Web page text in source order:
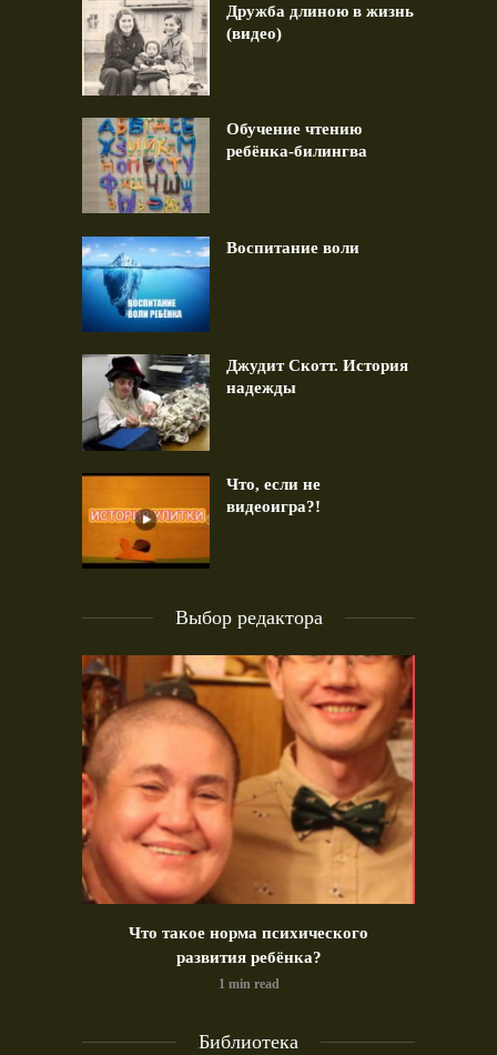
Дружба длиною в жизнь
(видео)
Обучение чтению
ребёнка-билингва
Воспитание воли
Джудит Скотт. История
надежды
Что, если не
видеоигра?!
Выбор редактора
Что такое норма психического
развития ребёнка?
1 min read
Библиотека